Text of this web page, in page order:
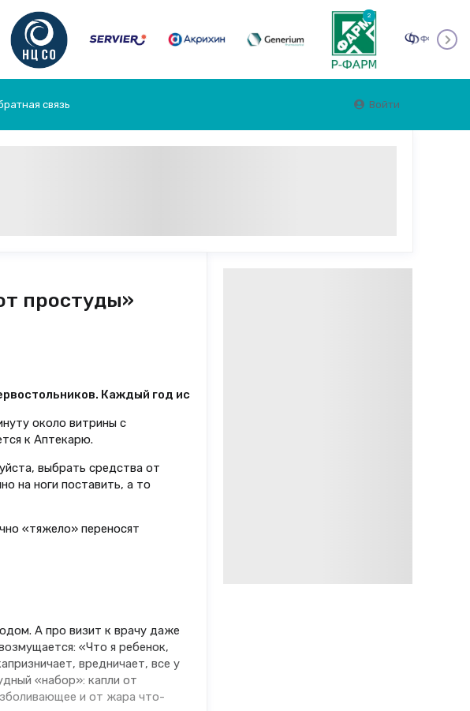
2
связь Войти
простуды»
Каждый год история повторяется, просьбы посетителей
около витрины с
к Аптекарю.
выбрать средства от
на ноги поставить, а то
«тяжело» переносят
А про визит к врачу даже
«Что я ребенок,
вредничает, все у
«набор»: капли от
и от жара что-